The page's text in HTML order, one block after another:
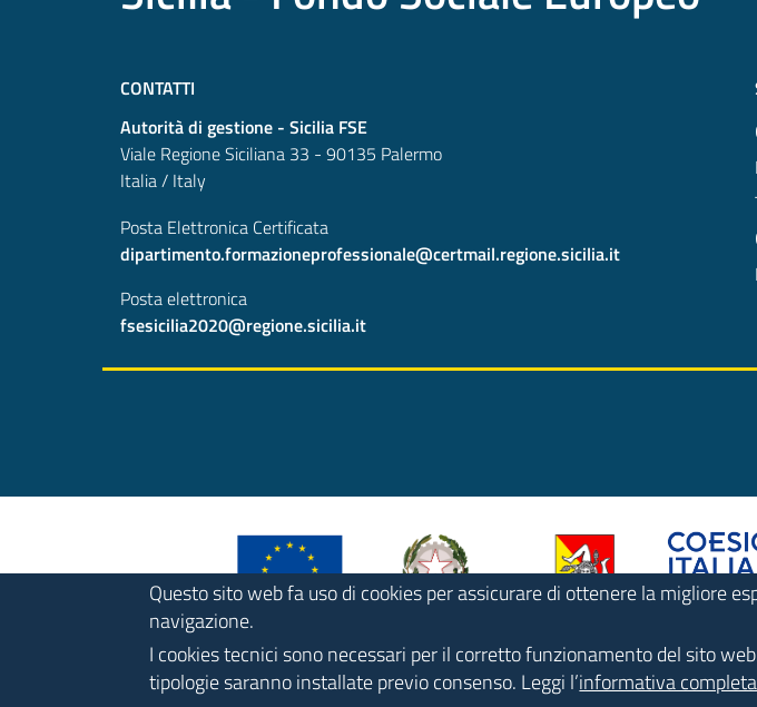
CONTATTI
Autorità di gestione - Sicilia FSE
Viale Regione Siciliana 33 - 90135 Palermo
Italia / Italy
Posta Elettronica Certificata
dipartimento.formazioneprofessionale@certmail.regione.sicilia.it
Posta elettronica
fsesicilia2020@regione.sicilia.it
Note legali Privacy policy Social media policy
Questo sito web fa uso di cookies per assicurare di ottenere la migliore
navigazione.
I cookies tecnici sono necessari per il corretto funzionamento del sito
tipologie saranno installate previo consenso. Leggi l’informativa completa